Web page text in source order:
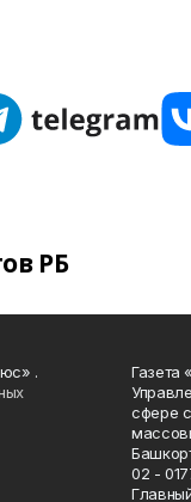
РБ
.
Газета
сфере
02 -